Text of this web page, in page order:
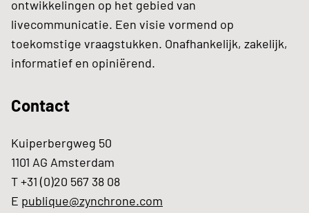
ontwikkelingen op het gebied van
livecommunicatie. Een visie vormend op
toekomstige vraagstukken. Onafhankelijk, zakelijk,
informatief en opiniërend.
Contact
Kuiperbergweg 50
1101 AG Amsterdam
T +31 (0)20 567 38 08
E publique@zynchrone.com